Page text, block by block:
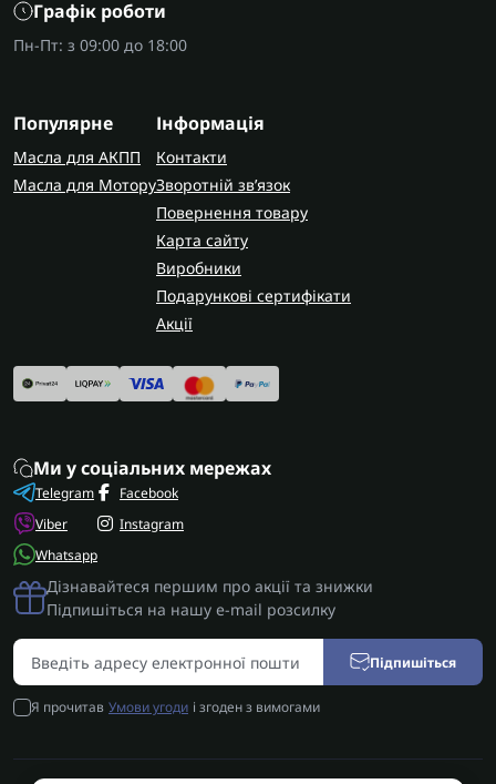
Графік роботи
Пн-Пт: з 09:00 до 18:00
Популярне
Масла для АКПП
Масла для Мотору
Інформація
Контакти
Зворотній зв’язок
Повернення товару
Карта сайту
Виробники
Подарункові сертифікати
Акції
Ми у соціальних мережах
Telegram
Viber
Whatsapp
Facebook
Instagram
Дізнавайтеся першим про акції та знижки
Підпишіться на нашу e-mail розсилку
Підпишіться
Я прочитав Умови угоди і згоден з вимогами